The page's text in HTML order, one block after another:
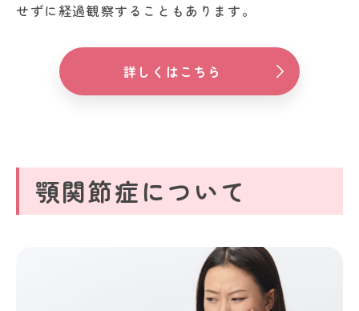
せずに経過観察することもあります。
詳しくはこちら
顎関節症について